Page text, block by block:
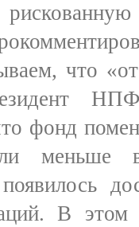
что
фонд
меньше
В